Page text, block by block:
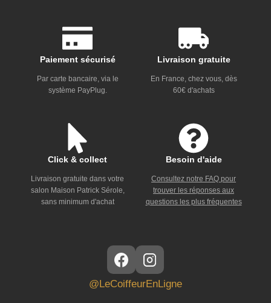
Paiement sécurisé
Par carte bancaire, via le
système PayPlug.
Livraison gratuite
En France, chez vous, dès
60€ d'achats
Click & collect
Livraison gratuite dans votre
salon Maison Patrick Sérole,
sans minimum d'achat
Besoin d'aide
Consultez notre FAQ pour
trouver les réponses aux
questions les plus fréquentes
@LeCoiffeurEnLigne